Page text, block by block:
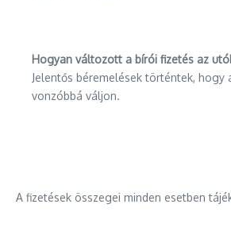
Hogyan változott a bírói fizetés az
Jelentős béremelések történtek, hogy
vonzóbbá váljon.
A fizetések összegei minden esetben